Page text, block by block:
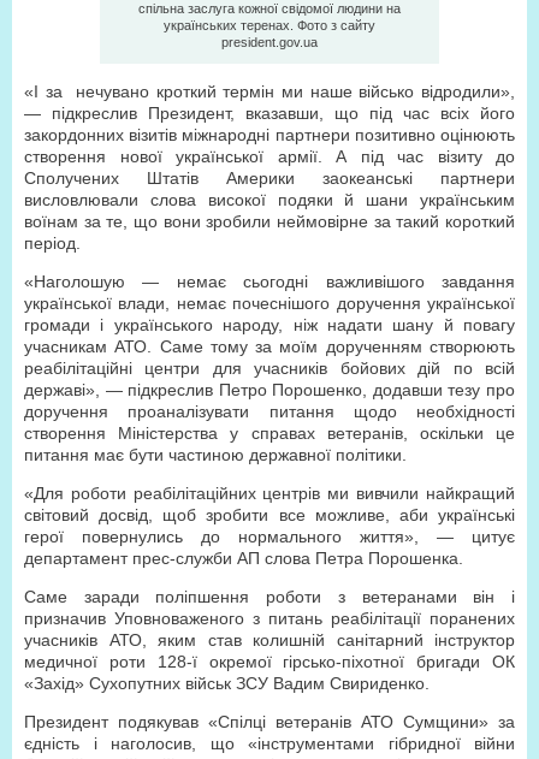
спільна заслуга кожної свідомої людини на
українських теренах. Фото з сайту
president.gov.ua
«І за нечувано кроткий термін ми наше військо відродили»,
— підкреслив Президент, вказавши, що під час всіх його
закордонних візитів міжнародні партнери позитивно оцінюють
створення нової української армії. А під час візиту до
Сполучених Штатів Америки заокеанські партнери
висловлювали слова високої подяки й шани українським
воїнам за те, що вони зробили неймовірне за такий короткий
період.
«Наголошую — немає сьогодні важливішого завдання
української влади, немає почеснішого доручення української
громади і українського народу, ніж надати шану й повагу
учасникам АТО. Саме тому за моїм дорученням створюють
реабілітаційні центри для учасників бойових дій по всій
державі», — підкреслив Петро Порошенко, додавши тезу про
доручення проаналізувати питання щодо необхідності
створення Міністерства у справах ветеранів, оскільки це
питання має бути частиною державної політики.
«Для роботи реабілітаційних центрів ми вивчили найкращий
світовий досвід, щоб зробити все можливе, аби українські
герої повернулись до нормального життя», — цитує
департамент прес-служби АП слова Петра Порошенка.
Саме заради поліпшення роботи з ветеранами він і
призначив Уповноваженого з питань реабілітації поранених
учасників АТО, яким став колишній санітарний інструктор
медичної роти 128-ї окремої гірсько-піхотної бригади ОК
«Захід» Сухопутних військ ЗСУ Вадим Свириденко.
Президент подякував «Спілці ветеранів АТО Сумщини» за
єдність і наголосив, що «інструментами гібридної війни